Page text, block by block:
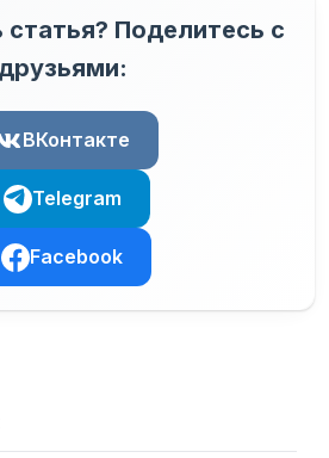
Поделитесь с
друзьями:
ВКонтакте
Telegram
Facebook